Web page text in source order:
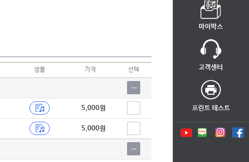
합창
합창
샘플 가격 선택
5,000원
5,000원
마이박스
고객센터
프린트 테스트